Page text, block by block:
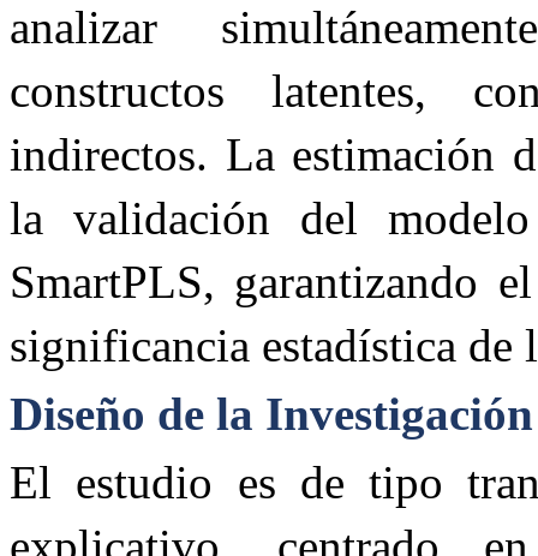
analizar
constructos latentes,
indirectos. La estimación
la validación del
SmartPLS, garantizando
significancia estadística de
Diseño de la Investigación
El estudio es de tipo